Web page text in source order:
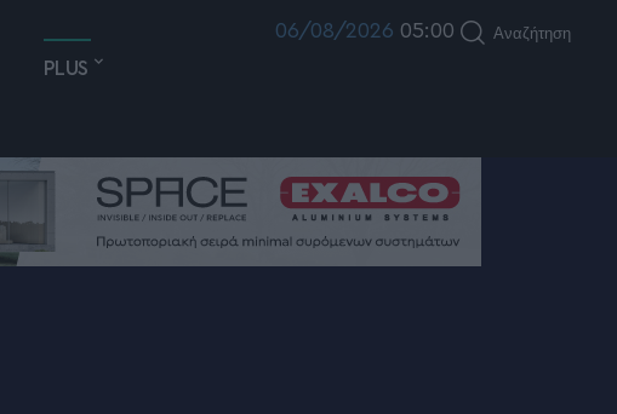
PLUS
06/08/2026 05:00 Αναζήτηση